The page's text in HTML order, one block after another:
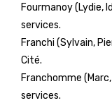
Fourmanoy (Lydie,
services.
Franchi (Sylvain,
Cité.
Franchomme
services.